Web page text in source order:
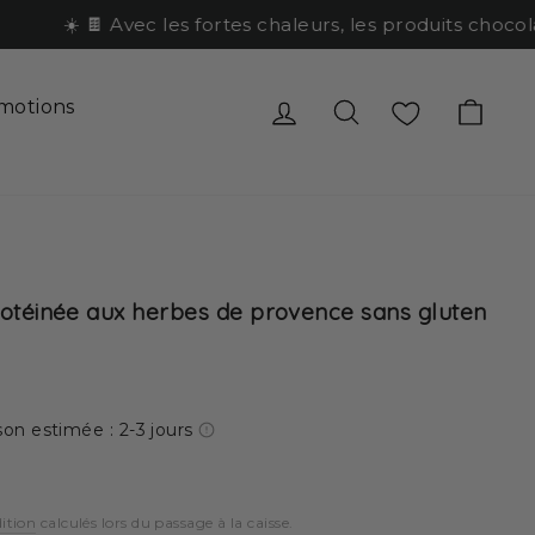
☀️ 🍫 Avec les fortes chaleurs, les produits
Se connecterRechercher
Favoris
aux herbes de provence sans gluten
estimée : 2-3 jours
calculés lors du passage à la caisse.